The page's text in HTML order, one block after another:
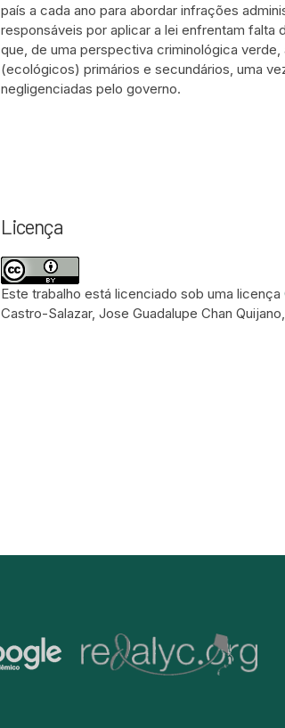
país a cada ano para abordar infrações
responsáveis ​​por aplicar a lei enfrentam
que, de uma perspectiva criminológica
(ecológicos) primários e secundários, uma
negligenciadas pelo governo.
Licença
Este trabalho está licenciado sob uma licença
Castro-Salazar, Jose Guadalupe Chan